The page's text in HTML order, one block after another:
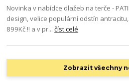
Novinka v nabídce dlažeb na terče -
design, velice populární odstín
899Kč !! a v pr...číst celé
Zobrazit všechny